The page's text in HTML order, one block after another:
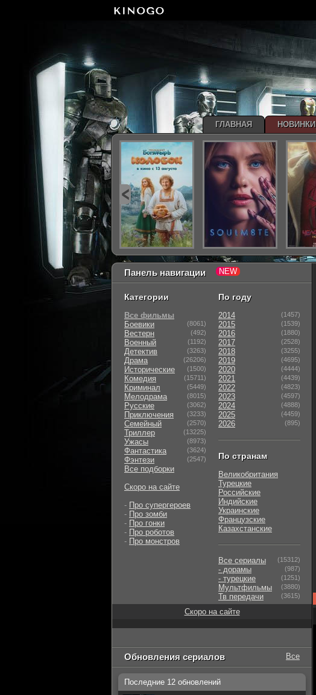
Панель навигации
Категории
Все фильмы
Боевики
(8061)
Вестерн (492)
Военный (1192)
Детектив (3263)
Драма (26206)
Исторические (1500)
Комедия (15711)
Криминал (5449)
Мелодрама (8015)
Русские (3062)
Приключения (3233)
Семейный (2570)
Триллер (13225)
Ужасы (8973)
Фантастика (3624)
Фэнтези (2547)
Все подборки
Скоро на сайте
- Про супергероев
- Про зомби
- Про гонки
- Про роботов
- Про монстров
По году
2014 (1457)
2015 (1539)
2016 (1880)
2017 (2528)
2018 (3255)
2019 (4695)
2020 (4444)
2021 (4439)
2022 (4823)
2023 (4597)
2024 (4888)
2025 (4459)
2026 (895)
По странам
Великобритания
Турецкие
Российские
Индийские
Украинские
Французские
Казахстанские
Все сериалы (15312)
- дорамы (987)
- турецкие (1251)
Мультфильмы (3880)
Тв передачи (3615)
Скоро на сайте
Обновления сериалов Все
Последние 12 обновлений
ГЛАВНАЯ НОВИНКИ